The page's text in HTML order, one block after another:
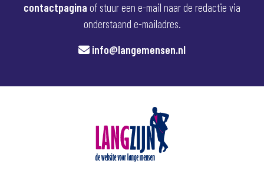
contactpagina of stuur een e-mail naar de redactie via
onderstaand e-mailadres.
info@langemensen.nl